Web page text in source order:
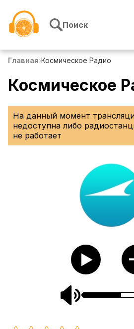
Поиск
Главная›Космическое Радио
Космическое
На данный момент
недоступна либо
не работает